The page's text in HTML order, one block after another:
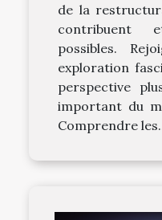
de la
contribuent
possibles.
exploration
perspective
important du
Comprendre